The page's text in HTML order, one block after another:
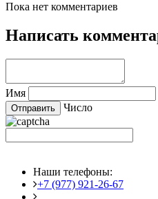
Пока нет комментариев
Написать
Имя
Число
Наши телефоны:
+7 (977) 921-26-67